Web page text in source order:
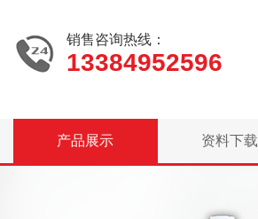
销售咨询热线：
13384952596
产品展示 资料下载